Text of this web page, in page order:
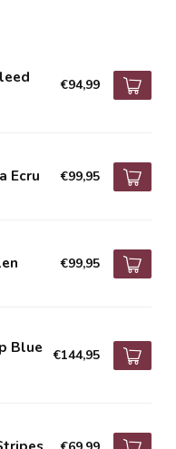
€94,99
Ecru €99,95
€99,95
Blue €144,95